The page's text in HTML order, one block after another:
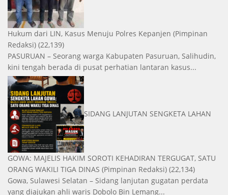
Hukum dari LIN, Kasus Menuju Polres Kepanjen (Pimpinan
Redaksi) (22,139)
PASURUAN – Seorang warga Kabupaten Pasuruan, Salihudin,
kini tengah berada di pusat perhatian lantaran kasus...
SIDANG LANJUTAN SENGKETA LAHAN
GOWA: MAJELIS HAKIM SOROTI KEHADIRAN TERGUGAT, SATU
ORANG WAKILI TIGA DINAS (Pimpinan Redaksi) (22,134)
Gowa, Sulawesi Selatan – Sidang lanjutan gugatan perdata
yang diajukan ahli waris Dobolo Bin Lemang...